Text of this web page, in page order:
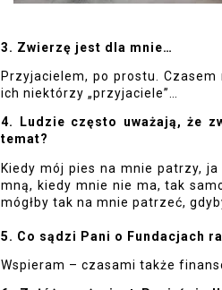
3. Zwierzę jest dla mnie…
Przyjacielem, po prostu.
ich niektórzy „przyjaciele”…
4. Ludzie często uważają, że
temat?
Kiedy mój pies na mnie patrzy,
mną, kiedy mnie nie ma, tak
mógłby tak na mnie patrzeć,
5. Co sądzi Pani o Fundacjach
Wspieram – czasami także